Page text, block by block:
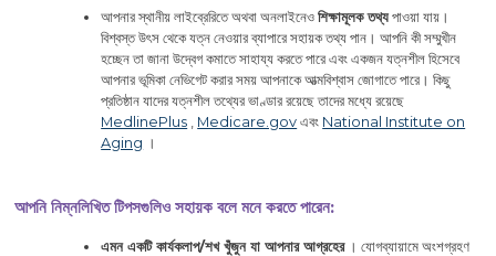
আপনার স্থানীয় লাইব্রেরিতে অথবা অনলাইনেওশিক্ষামূলক তথ্য পাওয়া যায়।
বিশ্বস্ত উৎস থেকে যত্ন নেওয়ার ব্যাপারে সহায়ক তথ্য পান। আপনি কী সম্মুখীন
হচ্ছেন তা জানা উদ্বেগ কমাতে সাহায্য করতে পারে এবং একজন যত্নশীল হিসেবে
আপনার ভূমিকা নেভিগেট করার সময় আপনাকে আত্মবিশ্বাস জোগাতে পারে। কিছু
প্রতিষ্ঠান যাদের যত্নশীল তথ্যের ভাণ্ডার রয়েছে তাদের মধ্যে রয়েছে
MedlinePlus , Medicare.gov এবং National Institute on
Aging ।
আপনি নিম্নলিখিত টিপসগুলিও সহায়ক বলে মনে করতে পারেন:
এমন একটি কার্যকলাপ/শখ খুঁজুন যা আপনার আগ্রহের। যোগব্যায়ামে অংশগ্রহণ